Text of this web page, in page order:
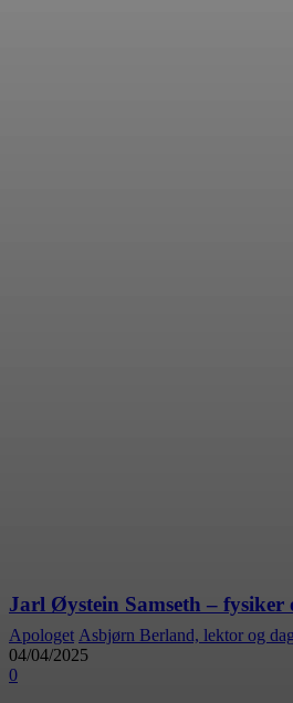
Jarl Øystein Samseth – fysiker
Apologet Asbjørn Berland, lektor og
04/04/2025
0